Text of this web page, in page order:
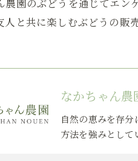
農園のぶどうを通じてエ
人と共に楽しむぶどうの販
なかちゃん農
自然の恵みを存
方法を強みとし